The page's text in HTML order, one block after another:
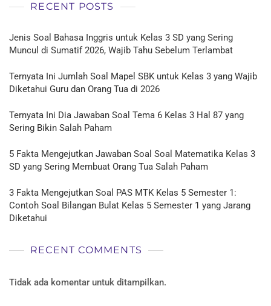
RECENT POSTS
Jenis Soal Bahasa Inggris untuk Kelas 3 SD yang Sering
Muncul di Sumatif 2026, Wajib Tahu Sebelum Terlambat
Ternyata Ini Jumlah Soal Mapel SBK untuk Kelas 3 yang Wajib
Diketahui Guru dan Orang Tua di 2026
Ternyata Ini Dia Jawaban Soal Tema 6 Kelas 3 Hal 87 yang
Sering Bikin Salah Paham
5 Fakta Mengejutkan Jawaban Soal Soal Matematika Kelas 3
SD yang Sering Membuat Orang Tua Salah Paham
3 Fakta Mengejutkan Soal PAS MTK Kelas 5 Semester 1:
Contoh Soal Bilangan Bulat Kelas 5 Semester 1 yang Jarang
Diketahui
RECENT COMMENTS
Tidak ada komentar untuk ditampilkan.